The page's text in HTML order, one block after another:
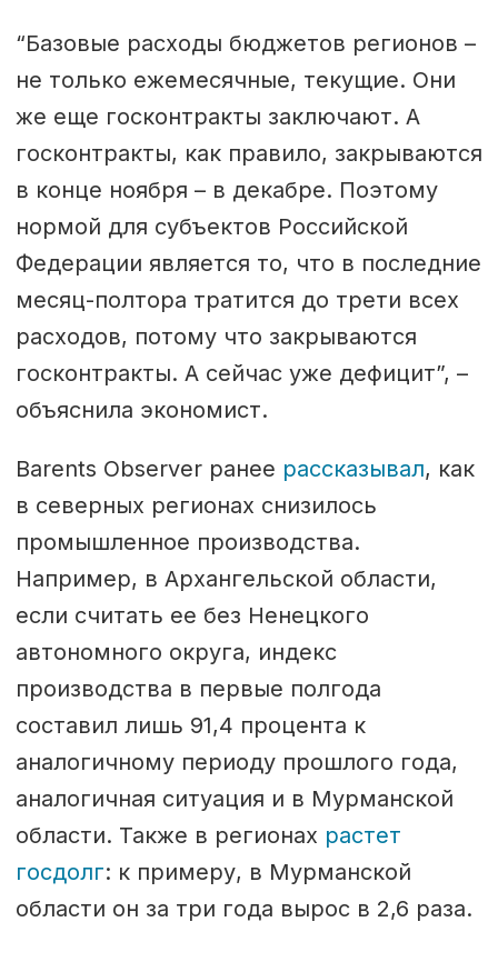
“Базовые расходы бюджетов регионов –
не только ежемесячные, текущие. Они
же еще госконтракты заключают. А
госконтракты, как правило, закрываются
в конце ноября – в декабре. Поэтому
нормой для субъектов Российской
Федерации является то, что в последние
месяц-полтора тратится до трети всех
расходов, потому что закрываются
госконтракты. А сейчас уже дефицит”, –
объяснила экономист.
Barents Observer ранее рассказывал, как
в северных регионах снизилось
промышленное производства.
Например, в Архангельской области,
если считать ее без Ненецкого
автономного округа, индекс
производства в первые полгода
составил лишь 91,4 процента к
аналогичному периоду прошлого года,
аналогичная ситуация и в Мурманской
области. Также в регионах растет
госдолг: к примеру, в Мурманской
области он за три года вырос в 2,6 раза.